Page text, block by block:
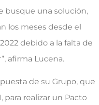
busque una solución,
los meses desde el
debido a la falta de
afirma Lucena.
de su Grupo, que
para realizar un Pacto